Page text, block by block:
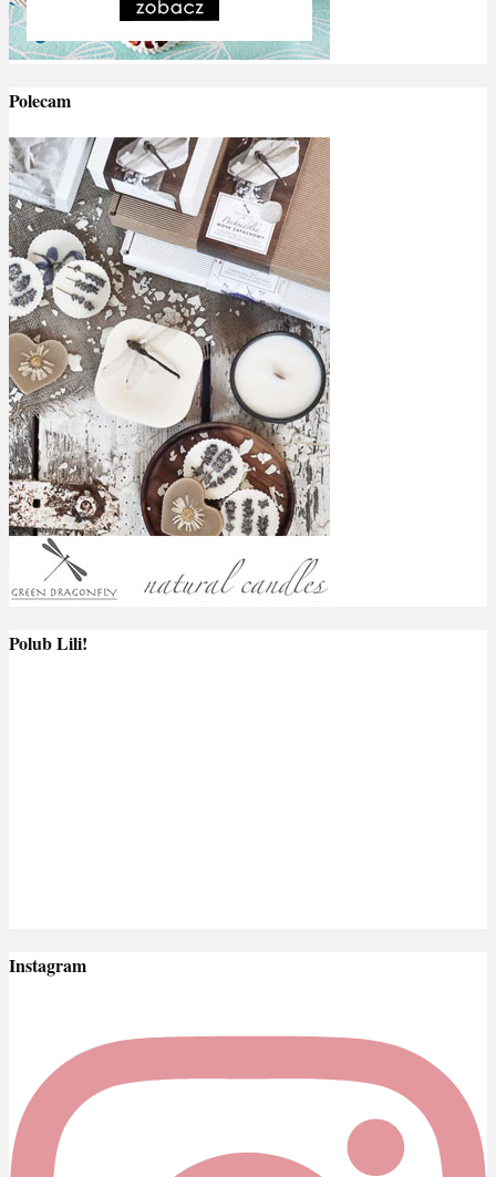
Polecam
Polub Lili!
Instagram